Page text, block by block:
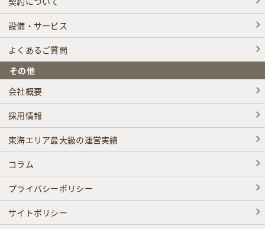
設備・サービス
よくあるご質問
その他
会社概要
採用情報
東海エリア最大級の運営実績
コラム
プライバシーポリシー
サイトポリシー